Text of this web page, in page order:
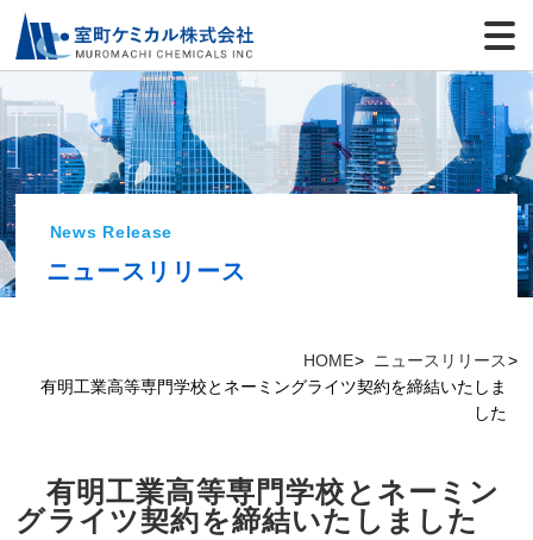
HOME
ニュースリリース
有明工業高等専門学校とネーミングライツ契約を締結いたしま
した
News Release
ニュースリリース
有明工業高等専門学校とネーミン
グライツ契約を締結いたしました